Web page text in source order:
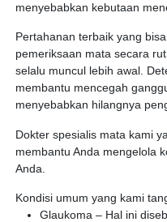
menyebabkan kebutaan
Pertahanan terbaik yang
pemeriksaan mata secara
selalu muncul lebih awal.
membantu mencegah
menyebabkan hilangnya
Dokter spesialis mata kami
membantu Anda mengelola
Anda.
Kondisi umum yang kami
Glaukoma – Hal ini